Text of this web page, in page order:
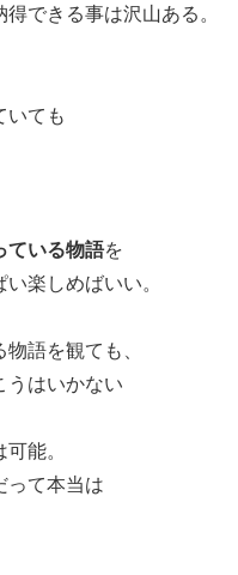
できる事は沢山ある。
いても
ている物語を
楽しめばいい。
語を観ても、
うはいかない
能。
って本当は